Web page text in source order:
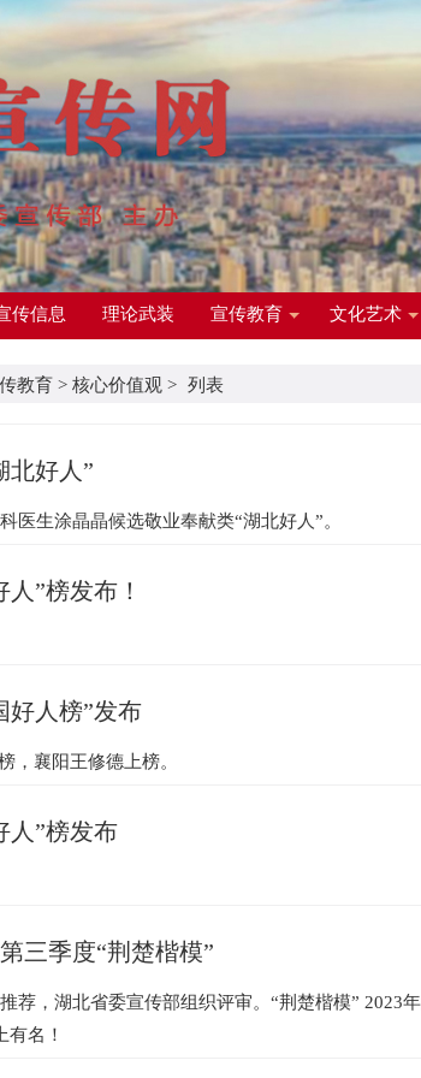
传信息 理论武装 宣传教育 文化艺术
教育 > 核心价值观 > 列表
北好人”
医生涂晶晶候选敬业奉献类“湖北好人”。
”榜发布！
好人榜”发布
，襄阳王修德上榜。
人”榜发布
三季度“荆楚楷模”
荐，湖北省委宣传部组织评审。“荆楚楷模” 2023
有名！